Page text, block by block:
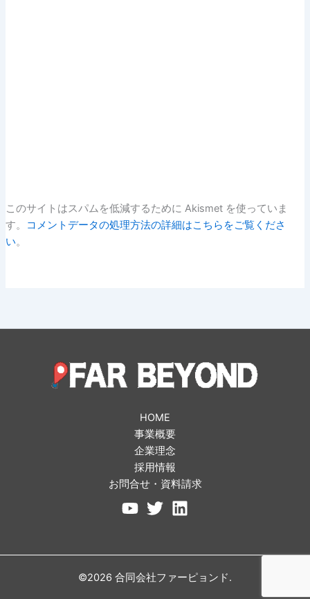
このサイトはスパムを低減するために Akismet を使っていま
す。
コメントデータの処理方法の詳細はこちらをご覧くださ
い。
HOME
事業概要
企業理念
採用情報
お問合せ・資料請求
©2026 合同会社ファーピョンド.